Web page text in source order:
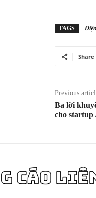
TAGS
Share
Previous
Ba lời
cho startup